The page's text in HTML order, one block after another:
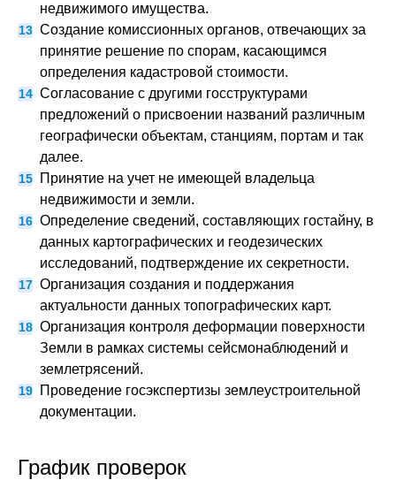
недвижимого имущества.
Создание комиссионных органов, отвечающих за
принятие решение по спорам, касающимся
определения кадастровой стоимости.
Согласование с другими госструктурами
предложений о присвоении названий различным
географически объектам, станциям, портам и так
далее.
Принятие на учет не имеющей владельца
недвижимости и земли.
Определение сведений, составляющих гостайну, в
данных картографических и геодезических
исследований, подтверждение их секретности.
Организация создания и поддержания
актуальности данных топографических карт.
Организация контроля деформации поверхности
Земли в рамках системы сейсмонаблюдений и
землетрясений.
Проведение госэкспертизы землеустроительной
документации.
График проверок